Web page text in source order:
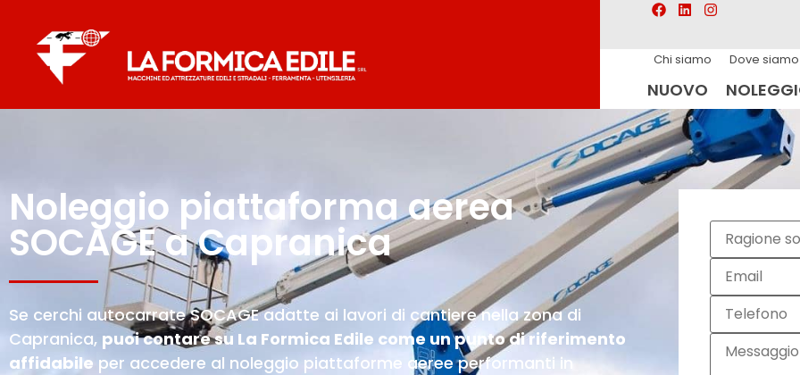
Chi siamo Dove siamo
NUOVO
Noleggio piattaforma aerea
SOCAGE a Capranica
Se cerchi autocarrate SOCAGE adatte ai lavori di cantiere nella zona di
Capranica, puoi contare su La Formica Edile come un punto di riferimento
affidabile per accedere al noleggio piattaforme aeree performanti in